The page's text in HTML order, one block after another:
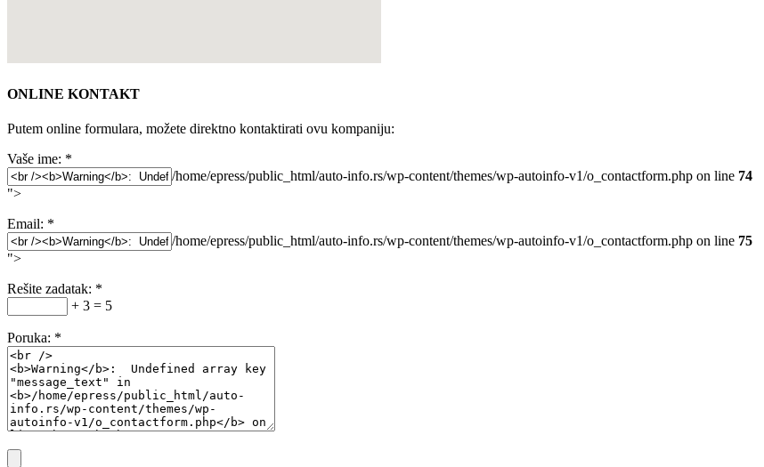
ONLINE KONTAKT
Putem online formulara, možete direktno kontaktirati ovu kompaniju:
Vaše ime: *
/home/epress/public_html/auto-info.rs/wp-content/themes/wp-autoinfo-v1/o_contactform.php on line 74
">
Email: *
/home/epress/public_html/auto-info.rs/wp-content/themes/wp-autoinfo-v1/o_contactform.php on line 75
">
Rešite zadatak: *
+ 3 = 5
Poruka: *